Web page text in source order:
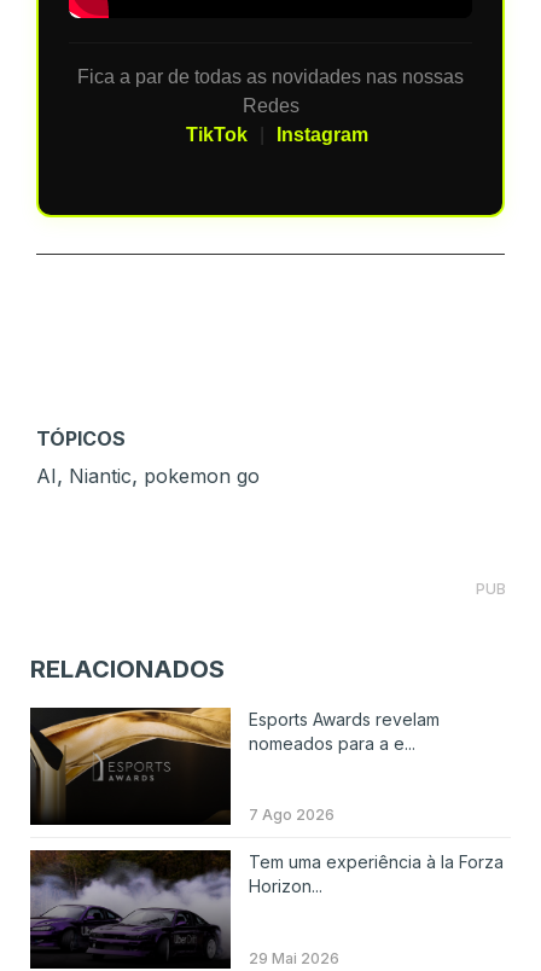
Fica a par de todas as novidades nas nossas
Redes
TikTok
| Instagram
TÓPICOS
AI, Niantic, pokemon go
PUB
RELACIONADOS
Esports Awards revelam
nomeados para a e...
7 Ago 2026
Tem uma experiência à la Forza
Horizon...
29 Mai 2026